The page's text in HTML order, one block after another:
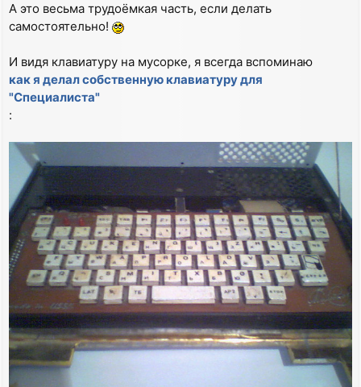
А это весьма трудоёмкая часть, если делать
самостоятельно!
И видя клавиатуру на мусорке, я всегда вспоминаю
как я делал собственную клавиатуру для
"Специалиста"
: